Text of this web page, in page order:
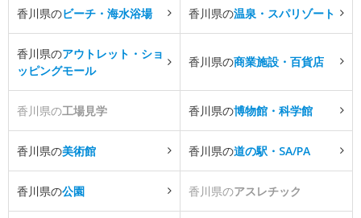
香川県のビーチ・海水浴場 香川県の温泉・スパリゾート
香川県のアウトレット・ショ
ッピングモール
香川県の商業施設・百貨店
香川県の工場見学 香川県の博物館・科学館
香川県の美術館 香川県の道の駅・SA/PA
香川県の公園 香川県のアスレチック